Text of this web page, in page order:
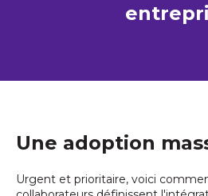
Une adoption
Urgent et prioritaire, voici